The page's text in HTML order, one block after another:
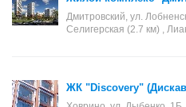
Дмитровский, ул.
Селигерская (2.7 км) ,
ЖК "Discovery"